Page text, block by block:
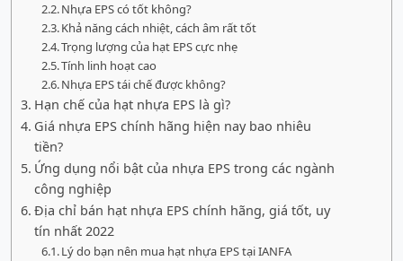
Nhựa EPS có tốt không?
Khả năng cách nhiệt, cách âm rất tốt
Trọng lượng của hạt EPS cực nhẹ
Tính linh hoạt cao
Nhựa EPS tái chế được không?
Hạn chế của hạt nhựa EPS là gì?
Giá nhựa EPS chính hãng hiện nay bao nhiêu
tiền?
Ứng dụng nổi bật của nhựa EPS trong các ngành
công nghiệp
Địa chỉ bán hạt nhựa EPS chính hãng, giá tốt, uy
tín nhất 2022
Lý do bạn nên mua hạt nhựa EPS tại IANFA